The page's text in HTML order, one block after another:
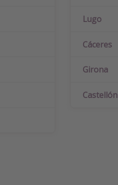
Lugo
Cáceres
Girona
Castellón